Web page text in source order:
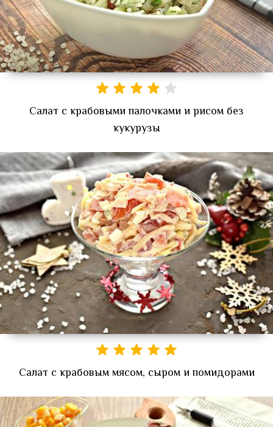
Салат с крабовыми палочками и рисом без
кукурузы
Салат с крабовым мясом, сыром и помидорами